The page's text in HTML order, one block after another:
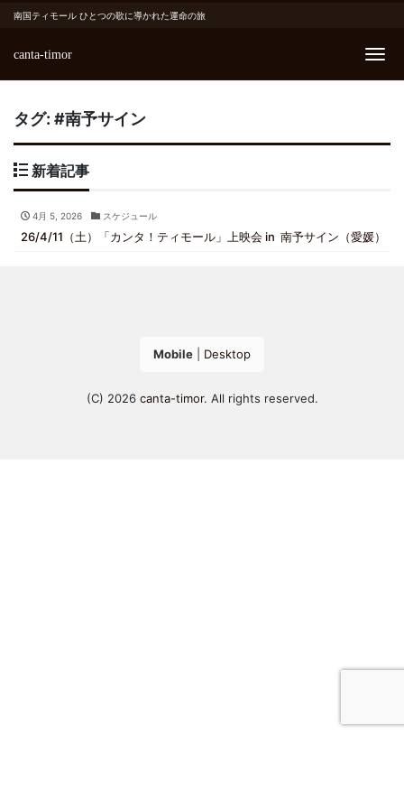
南国ティモール ひとつの歌に導かれた運命の旅
canta-timor
タグ: #南予サイン
新着記事
4月 5, 2026 スケジュール
26/4/11（土）「カンタ！ティモール」上映会 in 南予サイン（愛媛）
Mobile Desktop
(C) 2026 canta-timor. All rights reserved.